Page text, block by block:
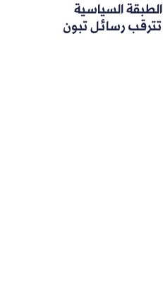
الطبقة السياسية
تترقب رسائل تبون